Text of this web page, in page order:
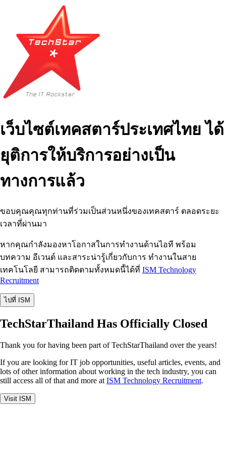
เว็บไซต์เทคสตาร์ประเทศไทย ได้
ยุติการให้บริการอย่างเป็น
ทางการแล้ว
ขอบคุณคุณทุกท่านที่ร่วมเป็นส่วนหนึ่งของเทคสตาร์ ตลอดระยะ
เวลาที่ผ่านมา
หากคุณกำลังมองหาโอกาสในการทำงานด้านไอที พร้อม
บทความ อีเวนต์ และสาระน่ารู้เกี่ยวกับการ ทำงานในสาย
เทคโนโลยี สามารถติดตามทั้งหมดนี้ได้ที่ ISM Technology
Recruitment
ไปที่ ISM
TechStarThailand Has Officially Closed
Thank you for having been part of TechStarThailand over the years!
If you are looking for IT job opportunities, useful articles, events, and
lots of other information about working in the tech industry, you can
still access all of that and more at ISM Technology Recruitment.
Visit ISM